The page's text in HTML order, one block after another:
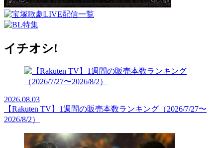
イチオシ!
2026.08.03
【Rakuten TV】1週間の販売本数ランキング（2026/7/27〜
2026/8/2）